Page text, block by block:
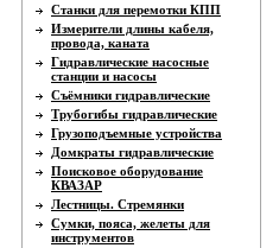
Станки для перемотки КПП
Измерители длины кабеля,
провода, каната
Гидравлические насосные
станции и насосы
Съёмники гидравлические
Трубогибы гидравлические
Грузоподъемные устройства
Домкраты гидравлические
Поисковое оборудование
КВАЗАР
Лестницы. Стремянки
Сумки, пояса, желеты для
инструментов